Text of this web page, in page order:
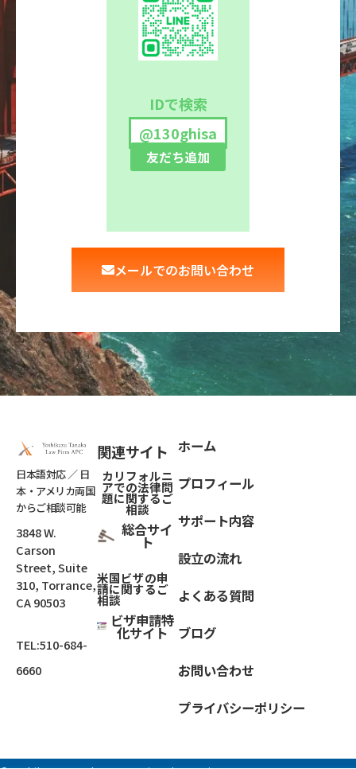
IDで検索
@130ghisa
友だち追加
メールでのお問い合わせ
日本語対応 ／ 日
本・アメリカ両国
からご相談可能
3848 W.
Carson
Street, Suite
310, Torrance,
CA 90503
TEL:510-684-
6660
関連サイト
カリフォルニ
アでの法律問
題に関するご
相談
総合サイ
ト
米国ビザの申
請に関するご
相談
ビザ申請特
化サイト
ホーム
プロフィール
サポート内容
設立の流れ
よくある質問
ブログ
お問い合わせ
プライバシーポリシー